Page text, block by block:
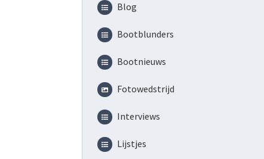
Blog
Bootblunders
Bootnieuws
Fotowedstrijd
Interviews
Lijstjes